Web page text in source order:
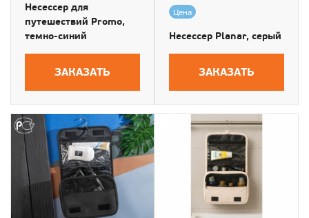
Несессер для
путешествий Promo,
темно-синий
ЗАКАЗАТЬ
Цена
Несессер Planar, серый
ЗАКАЗАТЬ